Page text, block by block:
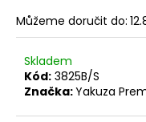
Můžeme doručit do:
Skladem
Kód: 3825B/S
Značka:Yakuza
e
PÁNSKÉ
OLIVOVÉ
TRIČKO